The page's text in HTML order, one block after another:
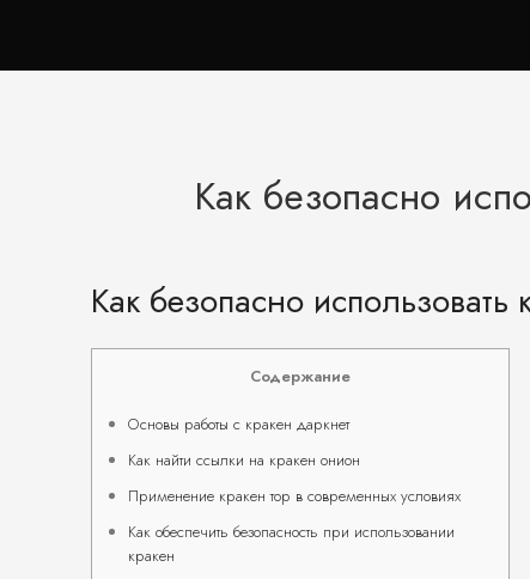
Как безопасно
Как безопасно
Содержание
Основы работы с кракен даркнет
Как найти ссылки на кракен онион
Применение кракен тор в современных условиях
Как обеспечить безопасность при использовании
кракен